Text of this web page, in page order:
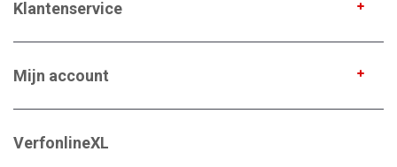
Klantenservice
Mijn account
VerfonlineXL